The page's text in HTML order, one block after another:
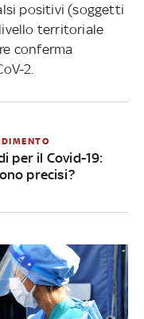
positivi (soggetti
territoriale
conferma
2.
per il Covid-19:
precisi?